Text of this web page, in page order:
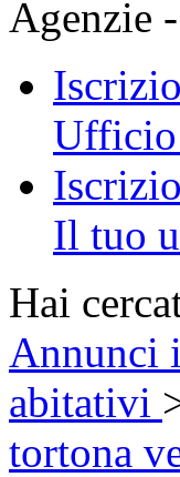
Agenzie
Ufficio
Il tuo
Hai
Annunci
abitativi
tortona